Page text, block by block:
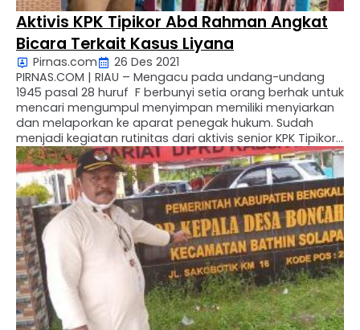
Aktivis KPK Tipikor Abd Rahman Angkat
Bicara Terkait Kasus Liyana
Pirnas.com
26 Des 2021
PIRNAS.COM | RIAU – Mengacu pada undang-undang
1945 pasal 28 huruf F berbunyi setia orang berhak untuk
mencari mengumpul menyimpan memiliki menyiarkan
dan melaporkan ke aparat penegak hukum. Sudah
menjadi kegiatan rutinitas dari aktivis senior KPK Tipikor
Pekanbaru Riau sebagai control penyelenggara Negara
dan Masyarakat luas, bahkan selalu mengedepankan
tentang kepentingan Masyarakat untuk mendapatkan
keadilan …